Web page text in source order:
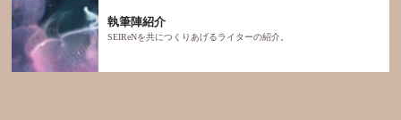
執筆陣紹介
SEIReNを共につくりあげるライターの紹介。